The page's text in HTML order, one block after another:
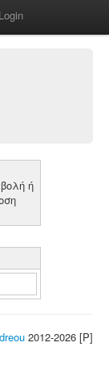
Login
ή
2012-2026 [P]